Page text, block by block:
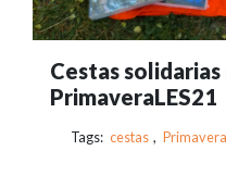
Cestas solidarias
PrimaveraLES21
Tags: cestas ,